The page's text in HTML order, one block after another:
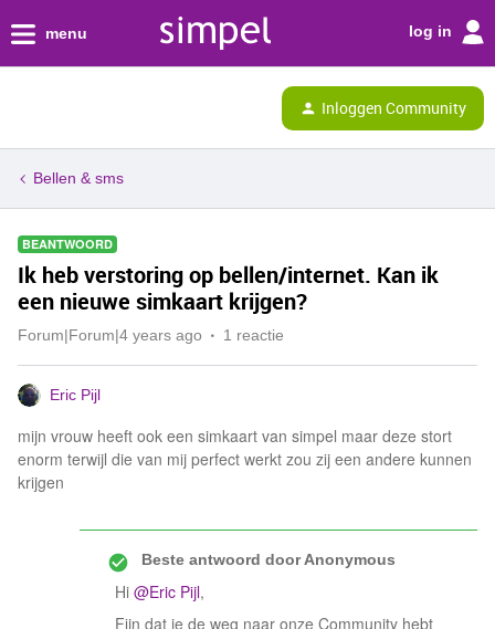
menu log in
Inloggen Community
Bellen & sms
BEANTWOORD
Ik heb verstoring op bellen/internet. Kan ik
een nieuwe simkaart krijgen?
Forum|Forum|4 years ago 1 reactie
Eric Pijl
mijn vrouw heeft ook een simkaart van simpel maar deze stort
enorm terwijl die van mij perfect werkt zou zij een andere kunnen
krijgen
Beste antwoord doorAnonymous
Hi @Eric Pijl,
Fijn dat je de weg naar onze Community hebt